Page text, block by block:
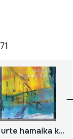
200 urte hamaika kantu